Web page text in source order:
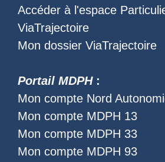
Accéder à l'espace
ViaTrajectoire
Mon dossier ViaTrajectoire
Portail MDPH:
Mon compte Nord
Mon compte MDPH 13
Mon compte MDPH 33
Mon compte MDPH 93